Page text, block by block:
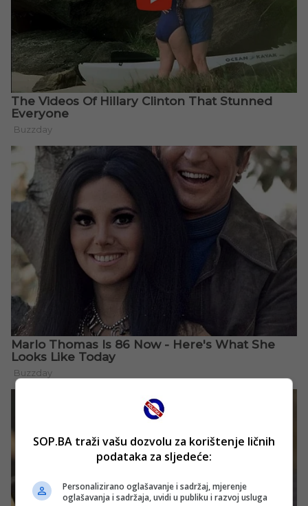
SOP.BA traži vašu dozvolu za korištenje ličnih
podataka za sljedeće:
Personalizirano oglašavanje i sadržaj, mjerenje
oglašavanja i sadržaja, uvidi u publiku i razvoj usluga